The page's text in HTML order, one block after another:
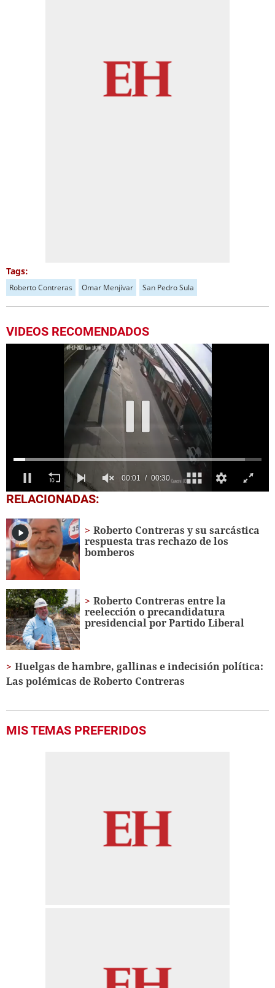
Tags:
Roberto Contreras Omar Menjívar San Pedro Sula
VIDEOS RECOMENDADOS
0
seconds
30
seconds
RELACIONADAS:
Roberto Contreras y su sarcástica
respuesta tras rechazo de los
bomberos
Roberto Contreras entre la
reelección o precandidatura
presidencial por Partido Liberal
Huelgas de hambre, gallinas e indecisión política:
Las polémicas de Roberto Contreras
MIS TEMAS PREFERIDOS